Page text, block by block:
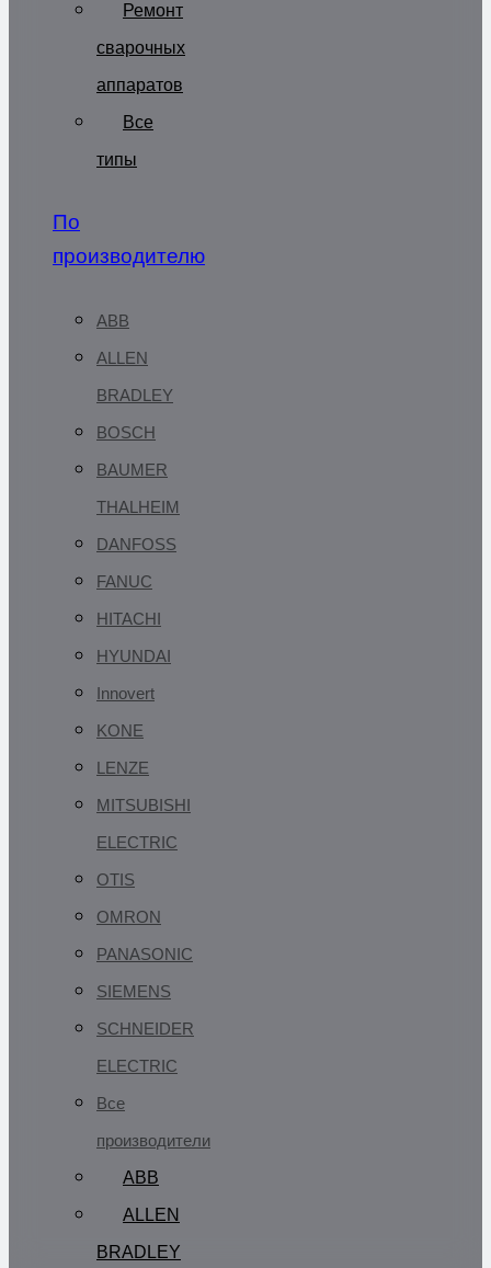
Ремонт
сварочных
аппаратов
Все
типы
По
производителю
ABB
ALLEN
BRADLEY
BOSCH
BAUMER
THALHEIM
DANFOSS
FANUC
HITACHI
HYUNDAI
Innovert
KONE
LENZE
MITSUBISHI
ELECTRIC
OTIS
OMRON
PANASONIC
SIEMENS
SCHNEIDER
ELECTRIC
Все
производители
ABB
ALLEN
BRADLEY